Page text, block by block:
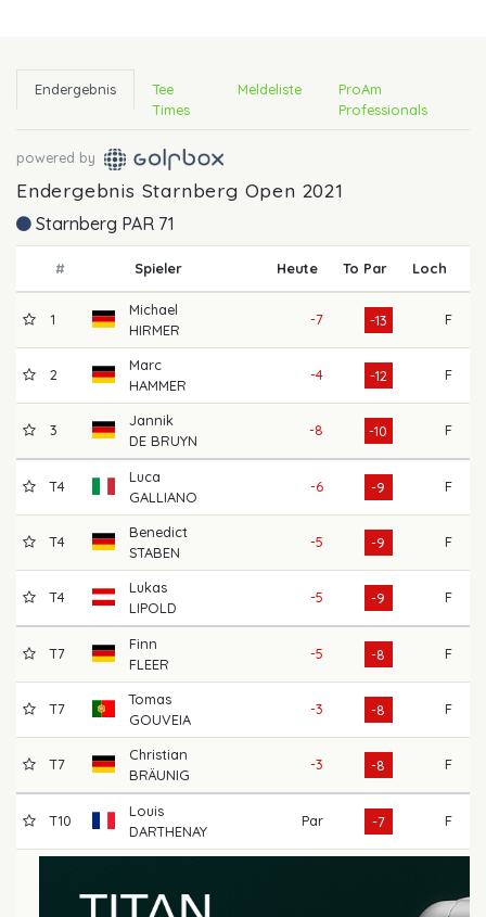
Endergebnis
Tee
Times
Meldeliste
ProAm
Professionals
powered by
Endergebnis Starnberg Open 2021
Starnberg PAR 71
# Spieler Heute To Par Loch
1
Michael
HIRMER
-7 -13 F
2
Marc
HAMMER
-4 -12 F
3
Jannik
DE BRUYN
-8 -10 F
T4
Luca
GALLIANO
-6 -9 F
T4
Benedict
STABEN
-5 -9 F
T4
Lukas
LIPOLD
-5 -9 F
T7
Finn
FLEER
-5 -8 F
T7
Tomas
GOUVEIA
-3 -8 F
T7
Christian
BRÄUNIG
-3 -8 F
T10
Louis
DARTHENAY
Par -7 F